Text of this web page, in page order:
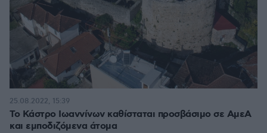
Το Κάστρο Ιωαννίνων καθίσταται προσβάσιμο σε ΑμεΑ
και εμποδιζόμενα άτομα
25.08.2022, 15:39